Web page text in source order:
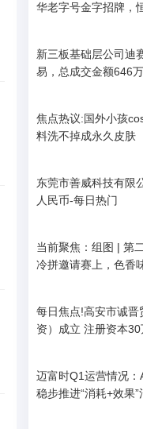
华老字号金字招牌，
新三板基础层公司迪
易，总成交金额646
焦点热议:国外小孩
料洗不掉成永久皮肤
东莞市善威科技有限
人民币-每日热门
当前聚焦：组图 | 第
冷拼邀请赛上，色香
每日焦点!高安市诚晋
资）成立 注册资本
迈富时Q1运营情况：
稳步推进“消耗+效果